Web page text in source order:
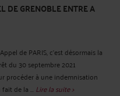
DE GRENOBLE ENTRE A
de PARIS, c'est désormais la
du 30 septembre 2021
procéder à une indemnisation
de la ... Lire la suite >